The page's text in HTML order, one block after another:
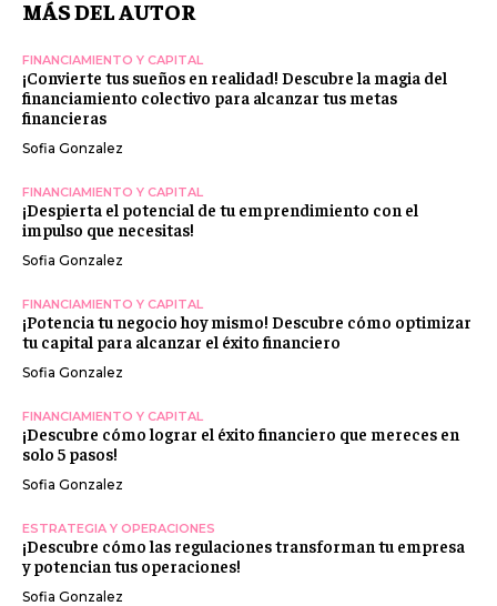
MÁS DEL AUTOR
FINANCIAMIENTO Y CAPITAL
¡Convierte tus sueños en realidad! Descubre la magia del
financiamiento colectivo para alcanzar tus metas
financieras
Sofia Gonzalez
FINANCIAMIENTO Y CAPITAL
¡Despierta el potencial de tu emprendimiento con el
impulso que necesitas!
Sofia Gonzalez
FINANCIAMIENTO Y CAPITAL
¡Potencia tu negocio hoy mismo! Descubre cómo optimizar
tu capital para alcanzar el éxito financiero
Sofia Gonzalez
FINANCIAMIENTO Y CAPITAL
¡Descubre cómo lograr el éxito financiero que mereces en
solo 5 pasos!
Sofia Gonzalez
ESTRATEGIA Y OPERACIONES
¡Descubre cómo las regulaciones transforman tu empresa
y potencian tus operaciones!
Sofia Gonzalez